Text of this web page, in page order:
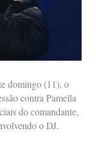
domingo (11), o
contra Pamella
do comandante,
o DJ.